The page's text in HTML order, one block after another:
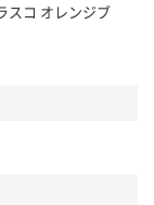
スコ オレンジブ